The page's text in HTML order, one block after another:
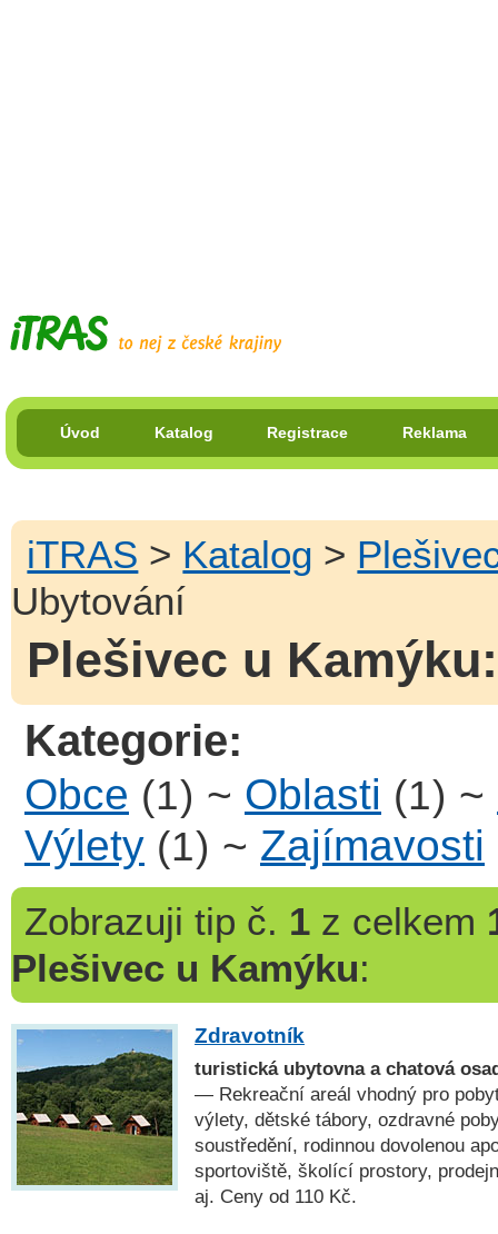
Úvod Katalog Registrace Reklama
iTRAS > Katalog >
Ubytování
Plešivec u
Kategorie:
Obce (1) ~ Oblasti (1) ~
Výlety (1) ~ Zajímavosti
Zobrazuji tip č. 1z celkem
Plešivec u Kamýku:
Zdravotník
turistická ubytovna a chatová
— Rekreační areál vhodný pro
výlety, dětské tábory, ozdravné
soustředění, rodinnou dovolenou
sportoviště, školící prostory,
aj. Ceny od 110 Kč.